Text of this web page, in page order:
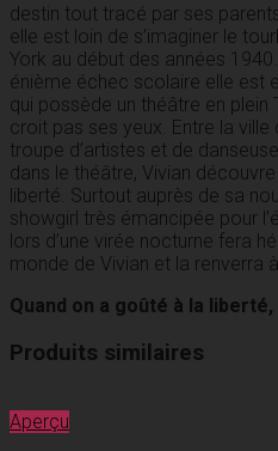
destin tout tracé par ses
elle est loin de s’imaginer le
York au début des années
énième échec scolaire elle est
qui possède un théâtre en plein
croit pas ses yeux. Entre la
troupe d’artistes et de
dans le théâtre, Vivian
liberté. Surtout auprès de sa
showgirl très émancipée pour
lors d’une virée nocturne fera
monde de Vivian et la renverra
Quand on a goûté à la
Produits similaires
Aperçu